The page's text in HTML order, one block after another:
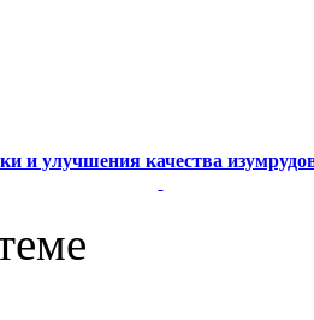
и улучшения качества